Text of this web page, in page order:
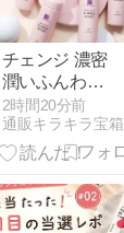
チェンジ 濃密
潤いふんわり
泡洗顔 バブル
ウォッシュ ４
本セット
2時間20分前
通販キラキラ宝箱